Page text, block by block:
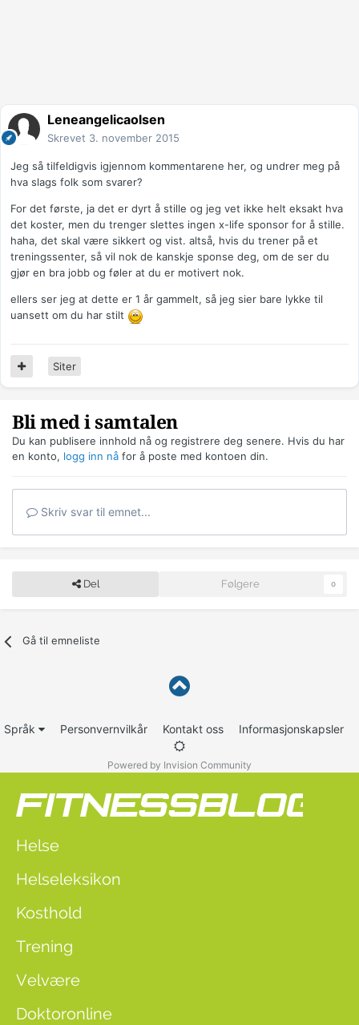
Leneangelicaolsen
Skrevet 3. november 2015
Jeg så tilfeldigvis igjennom kommentarene her, og undrer meg på
hva slags folk som svarer?
For det første, ja det er dyrt å stille og jeg vet ikke helt eksakt hva
det koster, men du trenger slettes ingen x-life sponsor for å stille.
haha, det skal være sikkert og vist. altså, hvis du trener på et
treningssenter, så vil nok de kanskje sponse deg, om de ser du
gjør en bra jobb og føler at du er motivert nok.
ellers ser jeg at dette er 1 år gammelt, så jeg sier bare lykke til
uansett om du har stilt
Siter
Bli med i samtalen
Du kan publisere innhold nå og registrere deg senere. Hvis du har
en konto, logg inn nå for å poste med kontoen din.
Skriv svar til emnet...
Del Følgere 0
Gå til emneliste
Språk Personvernvilkår Kontakt oss Informasjonskapsler
Powered by Invision Community
Helse
Helseleksikon
Kosthold
Trening
Velvære
Doktoronline